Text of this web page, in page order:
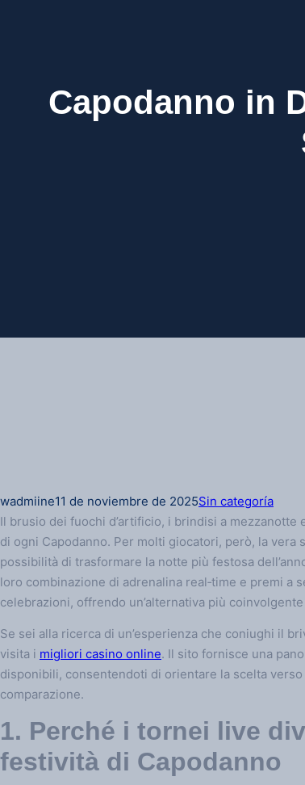
Capodanno in
wadmiine11 de noviembre de 2025Sin categoría
Il brusio dei fuochi d’artificio, i brindisi a
di ogni Capodanno. Per molti giocatori, però, la
possibilità di trasformare la notte più festosa
loro combinazione di adrenalina real‑time e premi a
celebrazioni, offrendo un’alternativa più
Se sei alla ricerca di un’esperienza che coniughi il
visita i migliori casino online. Il sito fornisce una
disponibili, consentendoti di orientare la scelta
comparazione.
1. Perché i tornei live
festività di Capodanno